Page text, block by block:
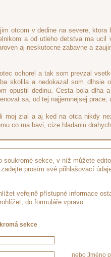
otcom v dedine na severe, ktora
a od utleho detstva ma
aj neskutocne zabavne a
ochorel a tak som prevzal
skolila a nedokazal som dlhsie
opustil dedinu. Cesta bola dlha
sa, od tej najjemnejsej prace,
moj zial a aj ked na otca nikdy
co ma bavi, cize hladaniu
soukromé sekce, v níž můžete
prosím své přihlašovací
veřejně přístupné informace
do formuláře vpravo.
sekce
nebo Jméno